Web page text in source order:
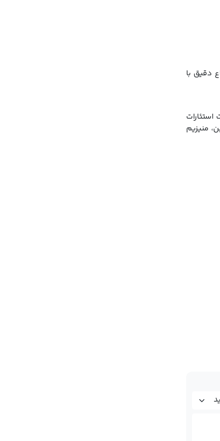
دقيق با
استئارات
پارابن، منیزیم